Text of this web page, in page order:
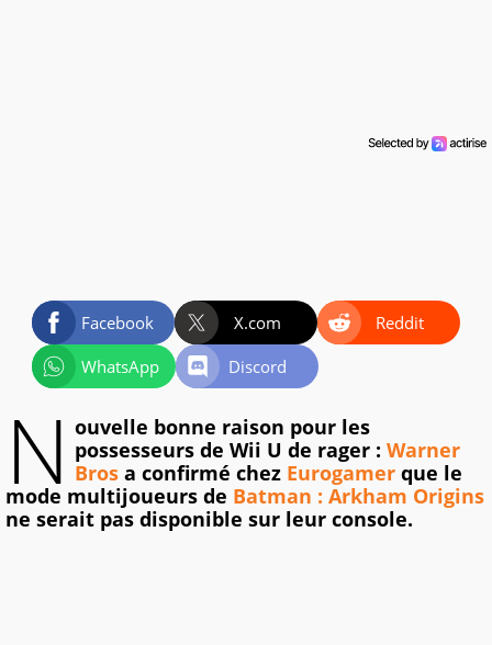
Facebook X.com
Reddit
WhatsApp
Discord
N ouvelle bonne raison pour les
possesseurs de Wii U de rager : Warner
Bros a confirmé chez Eurogamer que le
mode multijoueurs de Batman : Arkham Origins
ne serait pas disponible sur leur console.